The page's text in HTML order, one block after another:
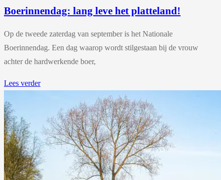
Boerinnendag: lang leve het platteland!
Op de tweede zaterdag van september is het Nationale
Boerinnendag. Een dag waarop wordt stilgestaan bij de vrouw
achter de hardwerkende boer,
Lees verder